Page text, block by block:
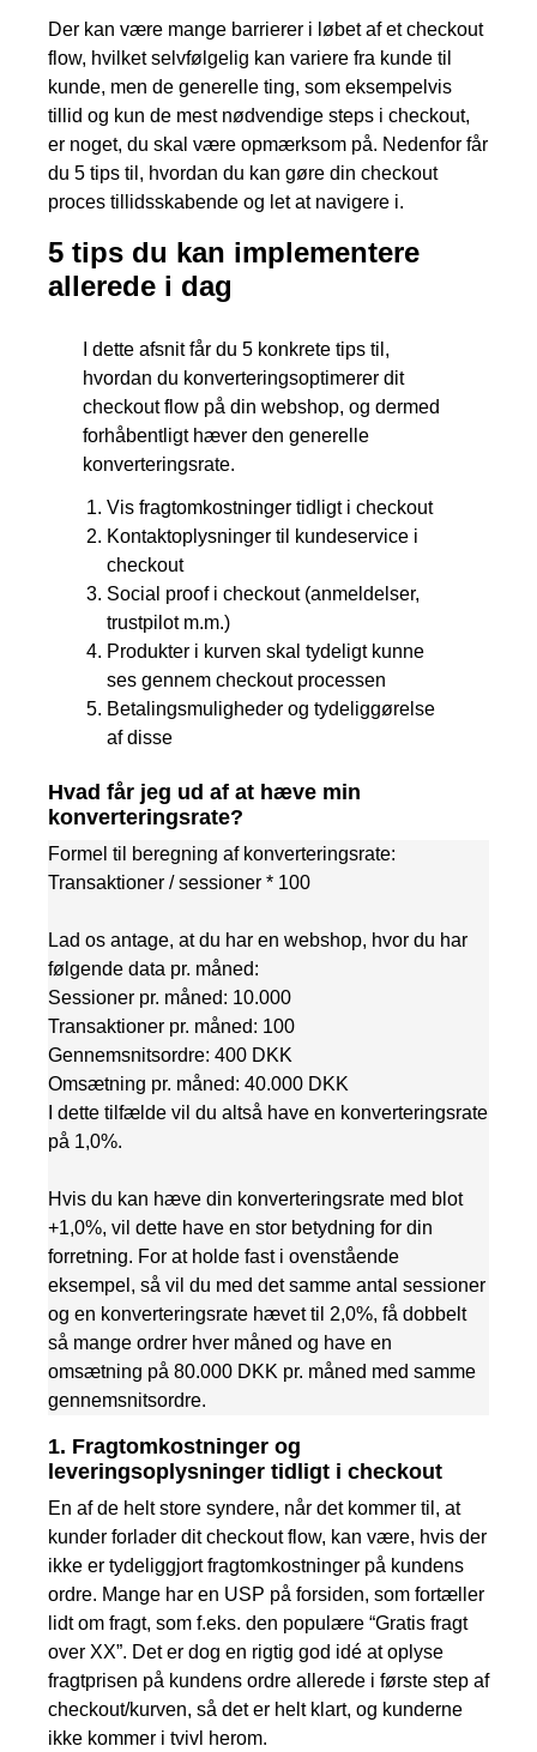
Der kan være mange barrierer i løbet af et checkout
flow, hvilket selvfølgelig kan variere fra kunde til
kunde, men de generelle ting, som eksempelvis
tillid og kun de mest nødvendige steps i checkout,
er noget, du skal være opmærksom på. Nedenfor får
du 5 tips til, hvordan du kan gøre din checkout
proces tillidsskabende og let at navigere i.
5 tips du kan implementere
allerede i dag
I dette afsnit får du 5 konkrete tips til,
hvordan du konverteringsoptimerer dit
checkout flow på din webshop, og dermed
forhåbentligt hæver den generelle
konverteringsrate.
Vis fragtomkostninger tidligt i checkout
Kontaktoplysninger til kundeservice i
checkout
Social proof i checkout (anmeldelser,
trustpilot m.m.)
Produkter i kurven skal tydeligt kunne
ses gennem checkout processen
Betalingsmuligheder og tydeliggørelse
af disse
Hvad får jeg ud af at hæve min
konverteringsrate?
Formel til beregning af konverteringsrate:
Transaktioner / sessioner * 100
Lad os antage, at du har en webshop, hvor du har
følgende data pr. måned:
Sessioner pr. måned: 10.000
Transaktioner pr. måned: 100
Gennemsnitsordre: 400 DKK
Omsætning pr. måned: 40.000 DKK
I dette tilfælde vil du altså have en konverteringsrate
på 1,0%.
Hvis du kan hæve din konverteringsrate med blot
+1,0%, vil dette have en stor betydning for din
forretning. For at holde fast i ovenstående
eksempel, så vil du med det samme antal sessioner
og en konverteringsrate hævet til 2,0%, få dobbelt
så mange ordrer hver måned og have en
omsætning på 80.000 DKK pr. måned med samme
gennemsnitsordre.
1. Fragtomkostninger og
leveringsoplysninger tidligt i checkout
En af de helt store syndere, når det kommer til, at
kunder forlader dit checkout flow, kan være, hvis der
ikke er tydeliggjort fragtomkostninger på kundens
ordre. Mange har en USP på forsiden, som fortæller
lidt om fragt, som f.eks. den populære “Gratis fragt
over XX”. Det er dog en rigtig god idé at oplyse
fragtprisen på kundens ordre allerede i første step af
checkout/kurven, så det er helt klart, og kunderne
ikke kommer i tvivl herom.